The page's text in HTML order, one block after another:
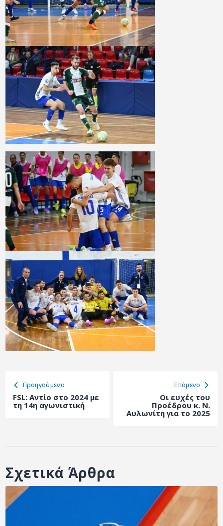
Προηγούμενο
FSL: Αντίο στο 2024 με
τη 14η αγωνιστική
Eπόμενο
Οι ευχές του
Προέδρου κ. Ν.
Αυλωνίτη για το 2025
Σχετικά Άρθρα